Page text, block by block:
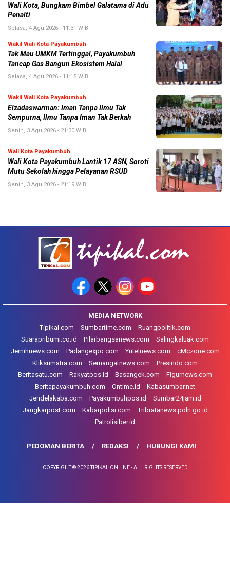
Wali Kota, Bungkam Bimbel Galatama di Adu
Penalti
Selasa, 4 Agu 2026 - 11:31 WIB
Wakil Wali Kota Payakumbuh
Tak Mau UMKM Tertinggal, Payakumbuh
Tancap Gas Bangun Ekosistem Halal
Selasa, 4 Agu 2026 - 11:15 WIB
Wakil Wali Kota Payakumbuh
Elzadaswarman: Iman Tanpa Ilmu Tak
Sempurna, Ilmu Tanpa Iman Tak Berkah
Senin, 3 Agu 2026 - 21:30 WIB
Wali Kota Payakumbuh
Wali Kota Payakumbuh Lantik 17 ASN, Soroti
Mutu Sekolah hingga Pelayanan RSUD
Senin, 3 Agu 2026 - 21:19 WIB
MEDIA NETWORK
Tipikal.com
Sumbartime.com
Ruangpolitik.com
Suarapribumi.co.id
Pilarbangsanews.com
Salingkaluak.com
Jernihnews.com
Padangexpo.com Yutelnews.com
cMczone.com
Kliksumatra.com
Semangatnews.com
Presindo.com
Beritasatu.com
Rakyatpos.id Basangek.com
Figurnews.com
Beritapayakumbuh.com
Ontime.id
Kabasumbar.net
Jendelakaba.com
Payakumbuhpos.id
Sumbar24jam.id
Jangkarpost.com
Kabarpolisi.com
Tribratanews.polri.go.id
Patrolisiber.id
PEDOMAN BERITA REDAKSI HUBUNGI KAMI
COPYRIGHT © 2026 TIPIKAL ONLINE - ALL RIGHTS RESERVED